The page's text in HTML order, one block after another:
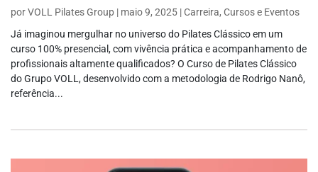
porVOLL Pilates Group | maio 9, 2025 |Carreira, Cursos e Eventos
Já imaginou mergulhar no universo do Pilates Clássico em um
curso 100% presencial, com vivência prática e acompanhamento de
profissionais altamente qualificados? O Curso de Pilates Clássico
do Grupo VOLL, desenvolvido com a metodologia de Rodrigo Nanô,
referência...